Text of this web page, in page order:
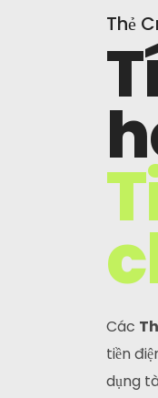
Thẻ
Các
tiền
dụng